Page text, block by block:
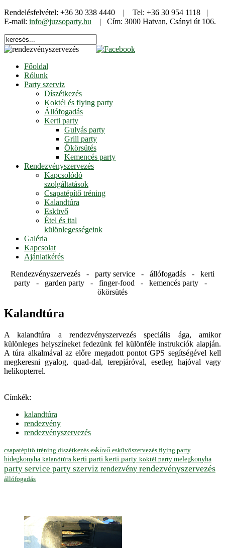
Rendelésfelvétel: +36 30 338 4440 | Tel: +36 30 954 1118 |
E-mail: info@juzsoparty.hu | Cím: 3000 Hatvan, Csányi út 106.
Főoldal
Rólunk
Party szerviz
Díszétkezés
Koktél és flying party
Állófogadás
Kerti party
Gulyás party
Grill party
Ökörsütés
Kemencés party
Rendezvényszervezés
Kapcsolódó
szolgáltatások
Csapatépítő tréning
Kalandtúra
Esküvő
Étel és ital
különlegességeink
Galéria
Kapcsolat
Ajánlatkérés
Rendezvényszervezés - party service - állófogadás - kerti
party - garden party - finger-food - kemencés party -
ökörsütés
Kalandtúra
A kalandtúra a rendezvényszervezés speciális ága, amikor
különleges helyszíneket fedezünk fel különféle instrukciók alapján.
A túra alkalmával az előre megadott pontot GPS segítségével kell
megkeresni gyalog, quad-dal, terepjáróval, esetleg hajóval vagy
helikopterrel.
Címkék:
kalandtúra
rendezvény
rendezvényszervezés
csapatépítő tréning díszétkezés esküvő esküvőszervezés flying party
hidegkonyha kalandtúra kerti parti kerti party koktél party melegkonyha
party service party szerviz rendezvény rendezvényszervezés
állófogadás